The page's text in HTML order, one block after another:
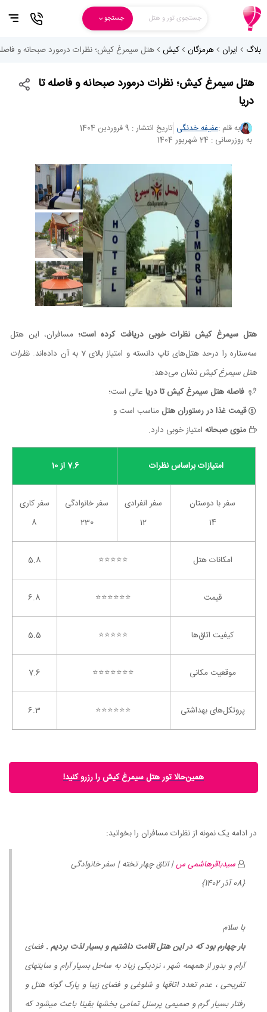
جستجوی تور و هتل جستجو
بلاگ ایران هرمزگان کیش هتل سیمرغ کیش؛ نظرات درمورد صبحانه و فاصله
هتل سیمرغ کیش؛ نظرات درمورد صبحانه و فاصله تا
دریا
به قلم :عفیفه خدنگی تاریخ انتشار : 9 فروردین 1404
به روزرسانی : 24 شهریور 1404
هتل سیمرغ کیش نظرات خوبی دریافت کرده است؛ مسافران، این هتل
سه‌ستاره را درحد هتل‌های تاپ دانسته و امتیاز بالای 7 به آن داده‌اند. ن
ظرات
هتل سیمرغ کیشنشان می‌دهد:
فاصله هتل سیمرغ کیش تا دریا عالی است؛
قیمت غذا در رستوران هتل مناسب است و
منوی صبحانه امتیاز خوبی دارد.
امتیازات براساس نظرات 7.6 از 10
سفر با دوستان
14
سفر انفرادی
12
سفر خانوادگی
230
سفر کاری
8
امکانات هتل ⭐️⭐️⭐️⭐️⭐️
5.8
قیمت ⭐️⭐️⭐️⭐️⭐️⭐️
6.8
کیفیت اتاق‌ها ⭐️⭐️⭐️⭐️⭐️
5.5
موقعیت مکانی ⭐️⭐️⭐️⭐️⭐️⭐️⭐️
7.6
پروتکل‌های بهداشتی ⭐️⭐️⭐️⭐️⭐️⭐️
6.3
همین‌حالا تور هتل سیمرغ کیش را رزرو کنید!
در ادامه یک نمونه از نظرات مسافران را بخوانید:
سیدباقرهاشمی س| اتاق چهار تخته | سفر خانوادگی
{08 آذر 1402}
با سلام
بار چهارم بود که در این هتل اقامت داشتیم و بسیار لذت بردیم . فضای
آرام و بدور از همهمه شهر ، نزدیکی زیاد به ساحل بسیار آرام و سایتهای
تفریحی ، عدم تعدد اتاقها و شلوغی و فضای زیبا و پارک گونه هتل و
رفتار بسیار گرم و صمیمی پرسنل تمامی بخشها یقینا باعث میشود که